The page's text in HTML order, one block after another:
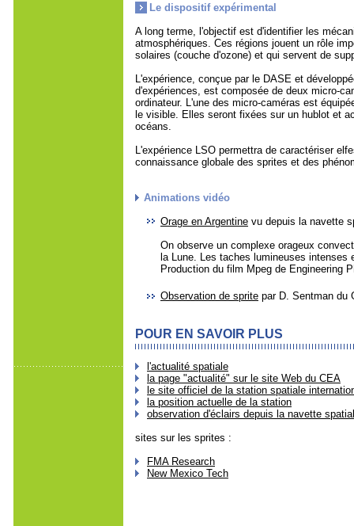
Le dispositif expérimental
A long terme, l'objectif est d'identifier les
atmosphériques. Ces régions jouent un rôle
solaires (couche d'ozone) et qui servent de
L'expérience, conçue par le DASE et
d'expériences, est composée de deux micro-
ordinateur. L'une des micro-caméras est
le visible. Elles seront fixées sur un hublot et
océans.
L'expérience LSO permettra de caractériser
connaissance globale des sprites et des
Animations vidéo
Orage en Argentine vu depuis la navette
On observe un complexe orageux
la Lune. Les taches lumineuses
Production du film Mpeg de Engineering
Observation de sprite par D. Sentman du
POUR EN SAVOIR PLUS
l'actualité spatiale
la page "actualité" sur le site Web du CEA
le site officiel de la station spatiale
la position actuelle de la station
observation d'éclairs depuis la navette
sites sur les sprites :
FMA Research
New Mexico Tech